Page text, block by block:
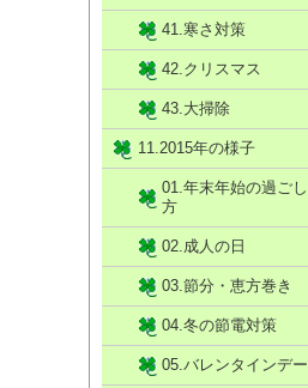
41.寒さ対策
42.クリスマス
43.大掃除
11.2015年の様子
01.年末年始の過ごし
方
02.成人の日
03.節分・恵方巻き
04.冬の節電対策
05.バレンタインデー